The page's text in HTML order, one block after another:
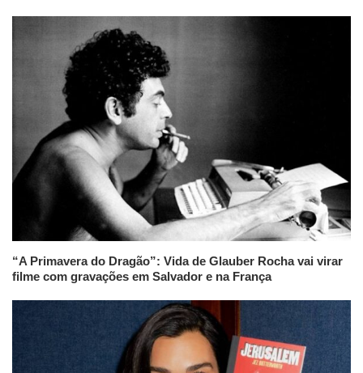
“A Primavera do Dragão”: Vida de Glauber Rocha vai virar
filme com gravações em Salvador e na França